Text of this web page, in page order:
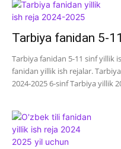
Tarbiya fanidan 5-
Tarbiya fanidan 5-11 sinf yillik
fanidan yillik ish rejalar.
2024-2025 6-sinf Tarbiya yillik